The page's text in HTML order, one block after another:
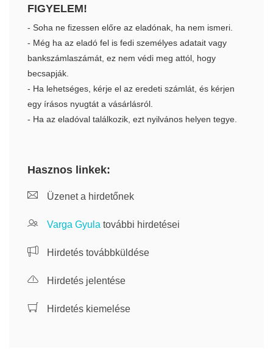
FIGYELEM!
- Soha ne fizessen előre az eladónak, ha nem ismeri.
- Még ha az eladó fel is fedi személyes adatait vagy
bankszámlaszámát, ez nem védi meg attól, hogy
becsapják.
- Ha lehetséges, kérje el az eredeti számlát, és kérjen
egy írásos nyugtát a vásárlásról.
- Ha az eladóval találkozik, ezt nyilvános helyen tegye.
Hasznos linkek:
Üzenet a hirdetőnek
Varga Gyula további hirdetései
Hirdetés továbbküldése
Hirdetés jelentése
Hirdetés kiemelése